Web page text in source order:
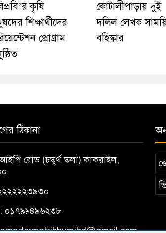
কৃষি
শিক্ষার্থীদের
প্রোগ্রাম
কোটালীপাড়ায় দুই
দলিল লেখক
বহিস্কার
ঠিকানা
রোড (চতুর্থ তলা) কাকরাইল,
০১৭৯৯৪৯৬২৩৮
amadermatribhumibd@gmail.com